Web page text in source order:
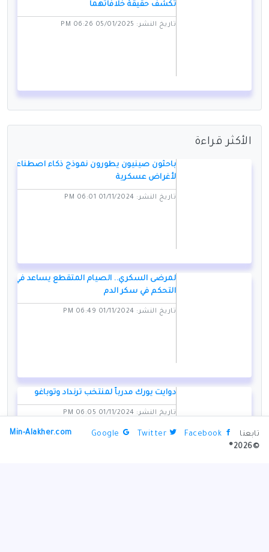
تكشف حقيقة خلافاتهما
تاريخ النشر: 05/01/2025 06:26 PM
الأكثر قراءة
باحثون صينيون يطورون نموذج ذكاء اصطناعي
لأغراض عسكرية
تاريخ النشر: 01/11/2024 06:01 PM
لمرضى السكري.. الصيام المتقطع يساعد في
التحكم في سكر الدم
تاريخ النشر: 01/11/2024 06:49 PM
دوايت يورك مدرباً لمنتخب ترنداد وتوباغو
تاريخ النشر: 01/11/2024 06:05 PM
تابعنا Facebook
Twitter
Google
Min-Alakher.com
©2026®